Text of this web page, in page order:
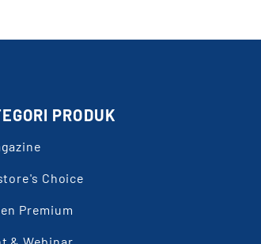
PRODUK
Choice
Premium
& Webinar